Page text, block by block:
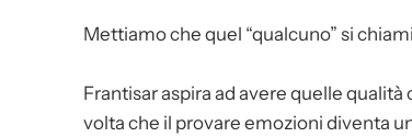
Mettiamo che quel “qualcuno” si
Frantisar aspira ad avere quelle
volta che il provare emozioni diventa